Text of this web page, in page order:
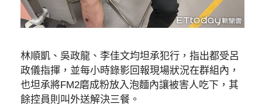
林順凱、吳政龍、李佳文均坦承犯行，指出都受呂
政儀指揮，並每小時錄影回報現場狀況在群組內，
也坦承將FM2磨成粉放入泡麵內讓被害人吃下，其
餘控員則叫外送解決三餐。